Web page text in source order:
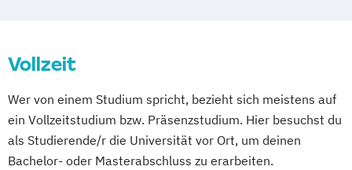
Vollzeit
Wer von einem Studium spricht, bezieht sich meistens auf
ein Vollzeitstudium bzw. Präsenzstudium. Hier besuchst du
als Studierende/r die Universität vor Ort, um deinen
Bachelor- oder Masterabschluss zu erarbeiten.